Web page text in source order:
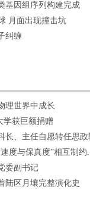
基因组序列构建完成
月面出现撞击坑
纠缠
理世界中成长
学获巨额捐赠
长、主任自愿转任思政
度与保真度”相互制约
委副书记
陆区月壤完整演化史